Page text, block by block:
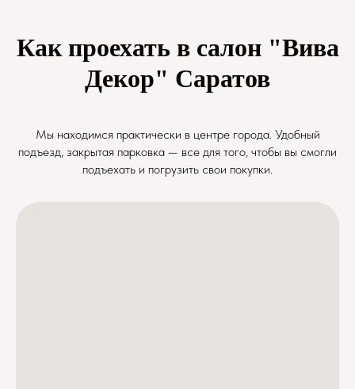
Как проехать в салон "Вива
Декор" Саратов
Мы находимся практически в центре города. Удобный
подъезд, закрытая парковка — все для того, чтобы вы смогли
подъехать и погрузить свои покупки.